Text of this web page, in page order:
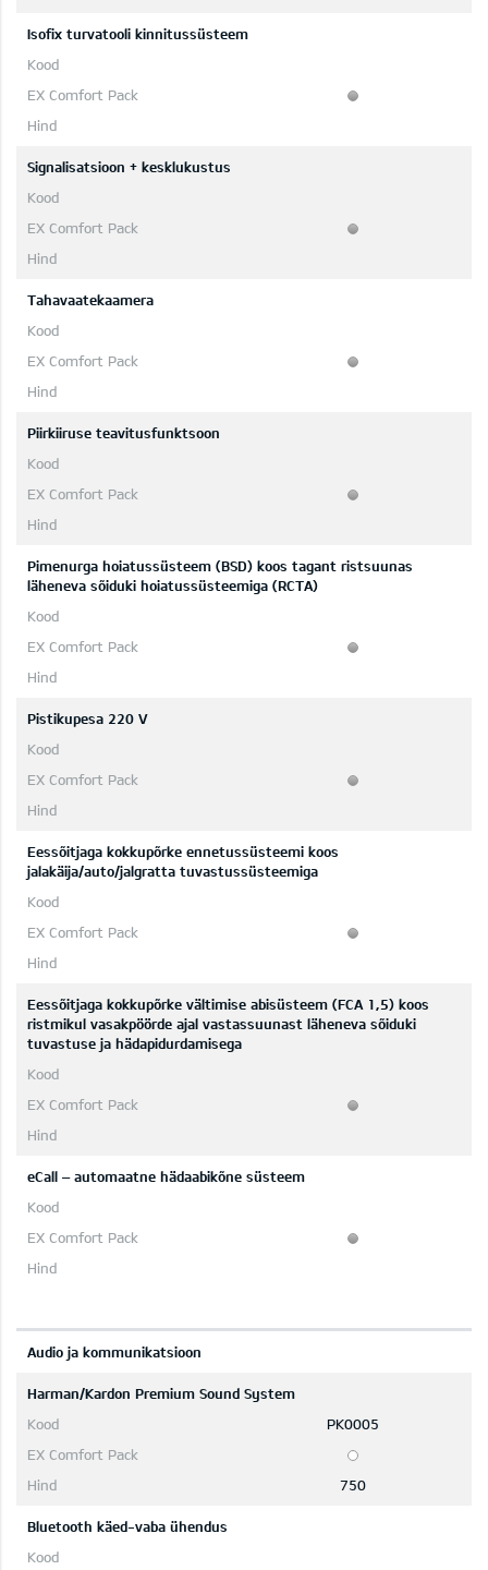
Isofix turvatooli kinnitussüsteem
Signalisatsioon + kesklukustus
Tahavaatekaamera
Piirkiiruse teavitusfunktsoon
Pimenurga hoiatussüsteem (BSD) koos tagant ristsuunas
läheneva sõiduki hoiatussüsteemiga (RCTA)
Pistikupesa 220 V
Eessõitjaga kokkupõrke ennetussüsteemi koos
jalakäija/auto/jalgratta tuvastussüsteemiga
Eessõitjaga kokkupõrke vältimise abisüsteem (FCA 1,5) koos
ristmikul vasakpöörde ajal vastassuunast läheneva sõiduki
tuvastuse ja hädapidurdamisega
eCall – automaatne hädaabikõne süsteem
Audio ja kommunikatsioon
Harman/Kardon Premium Sound System
PK0005
750
Bluetooth käed-vaba ühendus